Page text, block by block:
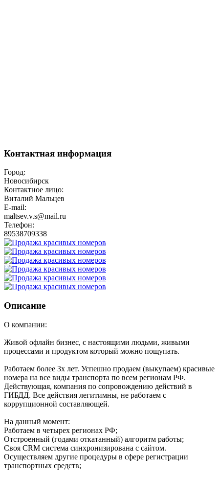
Контактная информация
Город:
Новосибирск
Контактное лицо:
Виталий Мальцев
E-mail:
maltsev.v.s@mail.ru
Телефон:
89538709338
Описание
О компании:
Живой офлайн бизнес, с настоящими людьми, живыми
процессами и продуктом который можно пощупать.
Работаем более 3х лет. Успешно продаем (выкупаем) красивые
номера на все виды транспорта по всем регионам РФ.
Действующая, компания по сопровождению действий в
ГИБДД. Все действия легитимны, не работаем с
коррупционной составляющей.
На данный момент:
Работаем в четырех регионах РФ;
Отстроенный (годами откатанный) алгоритм работы;
Своя CRM система синхронизирована с сайтом.
Осуществляем другие процедуры в сфере регистрации
транспортных средств;